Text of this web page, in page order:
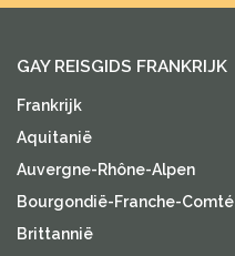
GAY REISGIDS FRANKRIJK
Frankrijk
Aquitanië
Auvergne-Rhône-Alpen
Bourgondië-Franche-Comté
Brittannië